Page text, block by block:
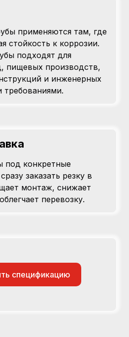
применяются там, где
стойкость к коррозии.
подходят для
пищевых производств,
и инженерных
требованиями.
под конкретные
заказать резку в
монтаж, снижает
перевозку.
спецификацию